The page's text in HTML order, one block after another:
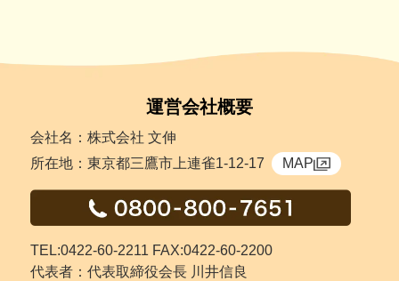
運営会社概要
会社名：株式会社 文伸
所在地：東京都三鷹市上連雀1-12-17
MAP
TEL:0422-60-2211 FAX:0422-60-2200
代表者：代表取締役会長 川井信良